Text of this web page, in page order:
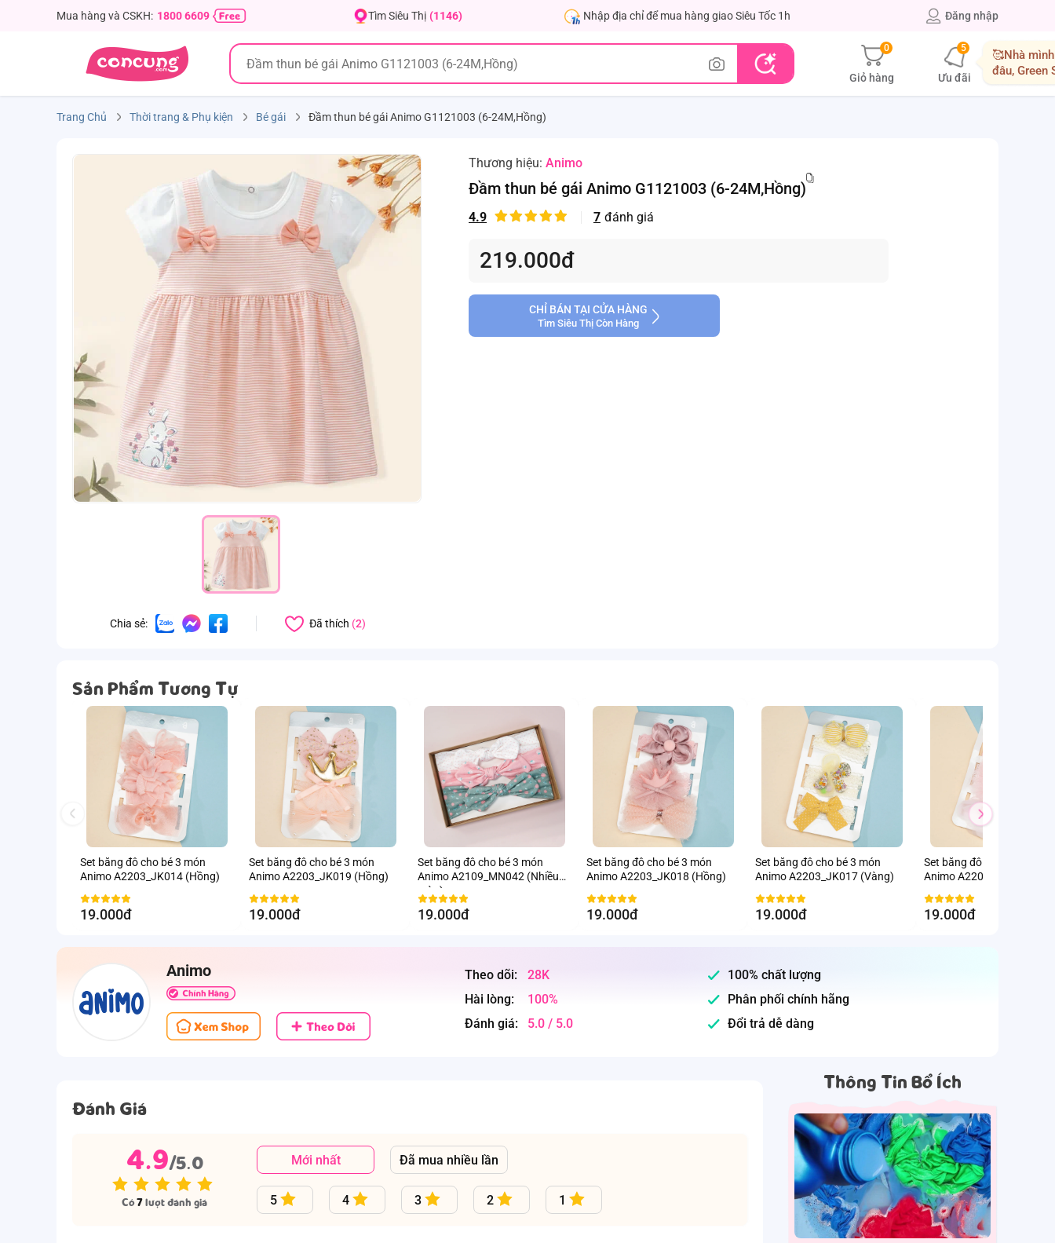
Mua hàng và CSKH: 1800 6609 Tìm Siêu Thị (1146) Nhập địa chỉ để mua hàng giao Siêu Tốc 1h Đăng nhập
0
Giỏ hàng
5
Ưu đãi
🥰Nhà
đâu, Green
Trang Chủ Thời trang & Phụ kiện Bé gái Đầm thun bé gái Animo G1121003 (6-24M,Hồng)
Chia sẻ: Đã thích (2)
Thương hiệu: Animo
Đầm thun bé gái Animo G1121003 (6-24M,Hồng)
4.9 7 đánh giá
219.000đ
CHỈ BÁN TẠI CỬA HÀNG
Tìm Siêu Thị Còn Hàng
Sản Phẩm Tương Tự
Set băng đô cho bé 3 món
Animo A2203_JK014 (Hồng)
19.000đ
Set băng đô cho bé 3 món
Animo A2203_JK019 (Hồng)
19.000đ
Set băng đô cho bé 3 món
Animo A2109_MN042 (Nhiều
màu)
19.000đ
Set băng đô cho bé 3 món
Animo A2203_JK018 (Hồng)
19.000đ
Set băng đô cho bé 3 món
Animo A2203_JK017 (Vàng)
19.000đ
Set băng đô cho bé 3 món
Animo A2203_JK016
19.000đ
Animo Theo dõi:
28K
Hài lòng:
100%
Đánh giá:
5.0 / 5.0
100% chất lượng
Phân phối chính hãng
Đổi trả dễ dàng
Đánh Giá
4.9/5.0
Có7lượt đánh giá
Mới nhất Đã mua nhiều lần
5 4 3 2 1
Thông Tin Bổ Ích